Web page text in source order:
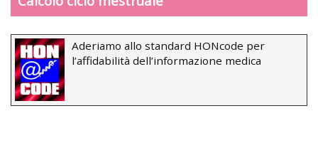
Aderiamo allo standard HONcode per
l’affidabilità dell’informazione medica